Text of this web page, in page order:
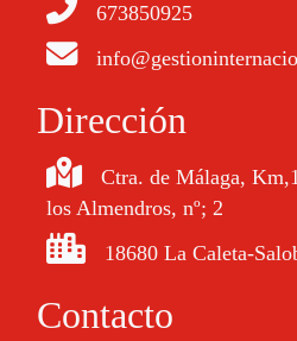
673850925
Dirección
Ctra. de Málaga,
los Almendros, nº; 2
18680 La Caleta-
Contacto